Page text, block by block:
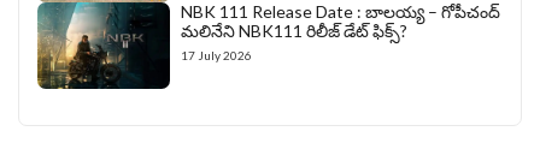
NBK 111 Release Date : బాలయ్య – గోపీచంద్
మలినేని NBK111 రిలీజ్ డేట్ ఫిక్స్?
17 July 2026